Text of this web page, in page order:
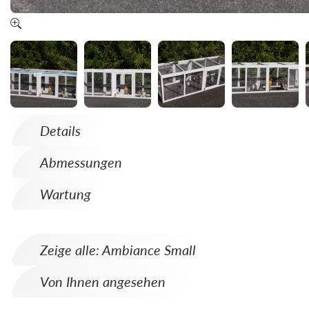
Details
Abmessungen
Wartung
Zeige alle: Ambiance Small
Von Ihnen angesehen